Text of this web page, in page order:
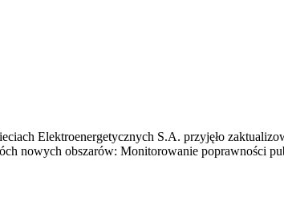
Elektroenergetycznych S.A. przyjęło
nowych obszarów: Monitorowanie poprawności